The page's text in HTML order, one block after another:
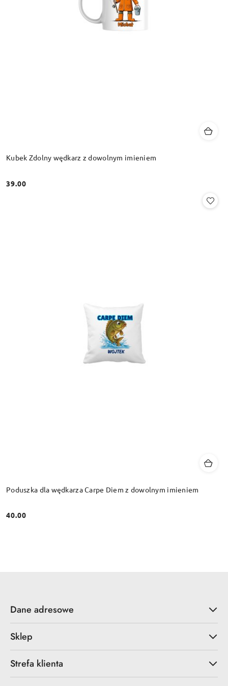
Kubek Zdolny wędkarz z dowolnym imieniem
Cena:
39.00
Poduszka dla wędkarza Carpe Diem z dowolnym imieniem
Cena:
40.00
Dane adresowe
Sklep
Strefa klienta